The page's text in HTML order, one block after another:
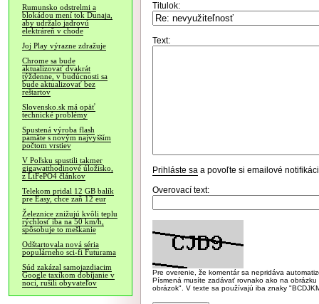
Rumunsko odstrelmi a
blokádou mení tok Dunaja,
aby udržalo jadrovú
elektráreň v chode
Joj Play výrazne zdražuje
Chrome sa bude
aktualizovať dvakrát
týždenne, v budúcnosti sa
bude aktualizovať bez
reštartov
Slovensko.sk má opäť
technické problémy
Spustená výroba flash
pamäte s novým najvyšším
počtom vrstiev
V Poľsku spustili takmer
gigawatthodinové úložisko,
z LiFePO4 článkov
Telekom pridal 12 GB balík
pre Easy, chce zaň 12 eur
Železnice znižujú kvôli teplu
rýchlosť iba na 50 km/h,
spôsobuje to meškanie
Odštartovala nová séria
populárneho sci-fi Futurama
Súd zakázal samojazdiacim
Google taxíkom dobíjanie v
noci, rušili obyvateľov
Titulok:
Text:
Prihláste sa a povoľte si emailové
Overovací text:
Pre overenie, že komentár sa nepridáva
Písmená musíte zadávať rovnako ako na
obrázok". V texte sa používajú iba znaky